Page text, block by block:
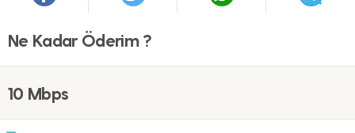
Ne Kadar Öderim ?
10 Mbps